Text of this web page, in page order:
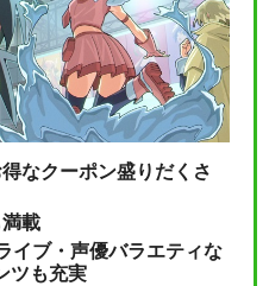
る
なクーポン盛りだくさ
載
イブ・声優バラエティな
ツも充実